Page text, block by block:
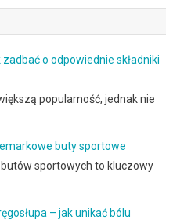
o odpowiednie składniki
popularność, jednak nie
buty sportowe
sportowych to kluczowy
– jak unikać bólu